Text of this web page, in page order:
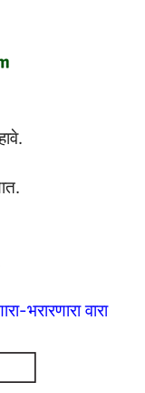
भरारणारा वारा